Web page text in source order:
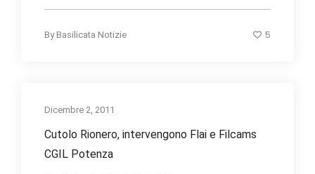
By Basilicata Notizie 5
Dicembre 2, 2011
Cutolo Rionero, intervengono Flai e Filcams
CGIL Potenza